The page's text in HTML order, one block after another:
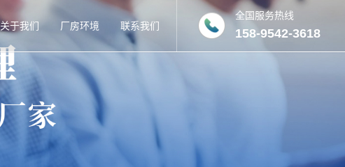
关于我们 厂房环境 联系我们
全国服务热线
158-9542-3618